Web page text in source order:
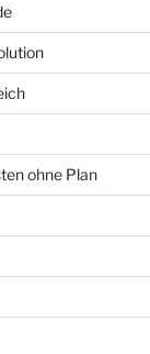
ohne Plan